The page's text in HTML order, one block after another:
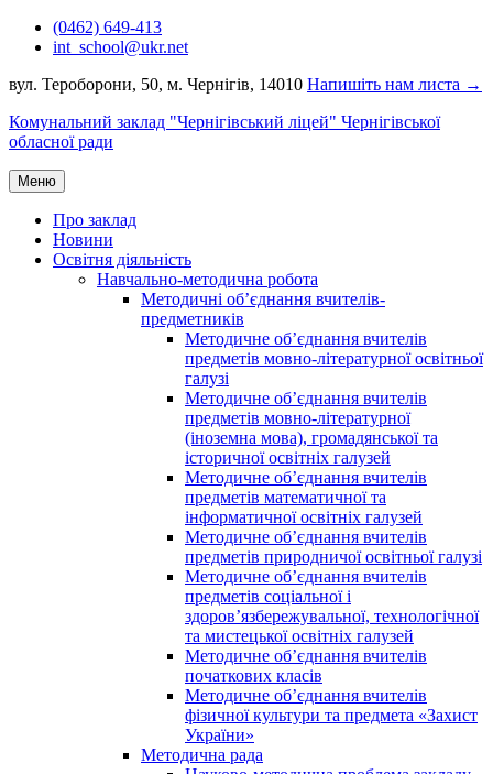
Перейти(0462) 649-413
int_school@ukr.net
вул. Тероборони, 50, м. Чернігів, 14010 Напишіть нам листа →
Комунальний заклад "Чернігівський ліцей" Чернігівської
обласної ради
Меню
Про заклад
Новини
Освітня діяльність
Навчально-методична робота
Методичні об’єднання вчителів-
предметників
Методичне об’єднання вчителів
предметів мовно-літературної освітньої
галузі
Методичне об’єднання вчителів
предметів мовно-літературної
(іноземна мова), громадянської та
історичної освітніх галузей
Методичне об’єднання вчителів
предметів математичної та
інформатичної освітніх галузей
Методичне об’єднання вчителів
предметів природничої освітньої галузі
Методичне об’єднання вчителів
предметів соціальної і
здоров’язбережувальної, технологічної
та мистецької освітніх галузей
Методичне об’єднання вчителів
початкових класів
Методичне об’єднання вчителів
фізичної культури та предмета «Захист
України»
Методична рада